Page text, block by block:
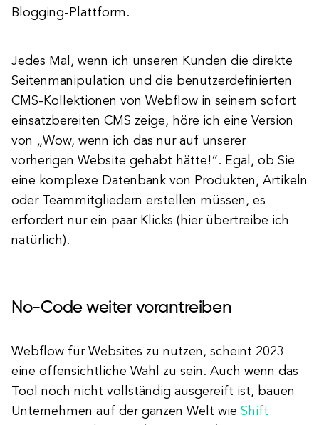
Blogging-Plattform.
Jedes Mal, wenn ich unseren Kunden die direkte
Seitenmanipulation und die benutzerdefinierten
CMS-Kollektionen von Webflow in seinem sofort
einsatzbereiten CMS zeige, höre ich eine Version
von „Wow, wenn ich das nur auf unserer
vorherigen Website gehabt hätte!“. Egal, ob Sie
eine komplexe Datenbank von Produkten, Artikeln
oder Teammitgliedern erstellen müssen, es
erfordert nur ein paar Klicks (hier übertreibe ich
natürlich).
No-Code weiter vorantreiben
Webflow für Websites zu nutzen, scheint 2023
eine offensichtliche Wahl zu sein. Auch wenn das
Tool noch nicht vollständig ausgereift ist, bauen
Unternehmen auf der ganzen Welt wie Shift